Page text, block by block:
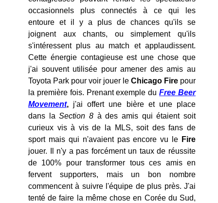
occasionnels plus connectés à ce qui les
entoure et il y a plus de chances qu'ils se
joignent aux chants, ou simplement qu'ils
s'intéressent plus au match et applaudissent.
Cette énergie contagieuse est une chose que
j'ai souvent utilisée pour amener des amis au
Toyota Park pour voir jouer le Chicago Fire pour
la première fois. Prenant exemple duFree Beer
Movement, j'ai offert une bière et une place
dans laSection 8 à des amis qui étaient soit
curieux vis à vis de la MLS, soit des fans de
sport mais qui n'avaient pas encore vu le Fire
jouer. Il n'y a pas forcément un taux de réussite
de 100% pour transformer tous ces amis en
fervent supporters, mais un bon nombre
commencent à suivre l'équipe de plus près. J'ai
tenté de faire la même chose en Corée du Sud,